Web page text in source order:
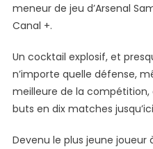
meneur de jeu d’Arsenal
Canal +.
Un cocktail explosif, et
n’importe quelle défense,
meilleure de la compétition,
buts en dix matches
Devenu le plus jeune